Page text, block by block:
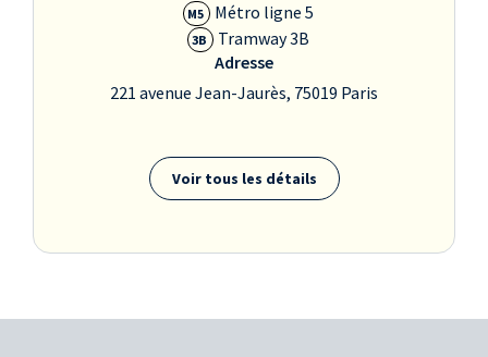
M5 Métro ligne 5
3B
Tramway 3B
Adresse
221 avenue Jean-Jaurès, 75019 Paris
Voir tous les détails